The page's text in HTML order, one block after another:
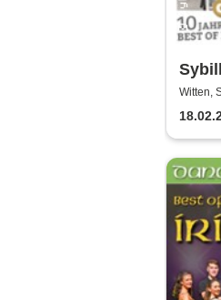
Witten,